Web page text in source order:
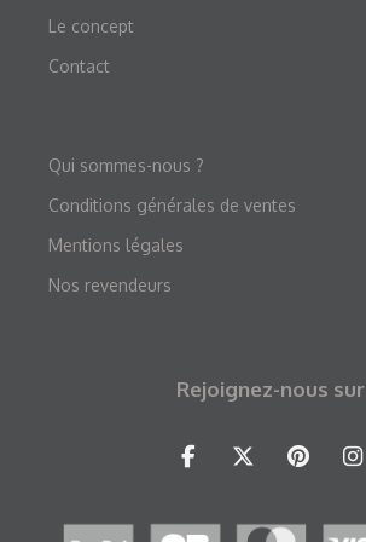
Le concept
Contact
Qui sommes-nous ?
Conditions générales de ventes
Mentions légales
Nos revendeurs
Rejoignez-nous sur